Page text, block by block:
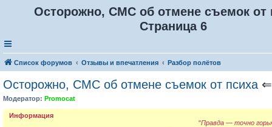
Осторожно, СМС об отмене съемок от
Страница 6
Список форумов Отзывы и впечатления Разбор полётов
Осторожно, СМС об отмене съемок от психа
Модератор: Promocat
Информация
"Правда — точно